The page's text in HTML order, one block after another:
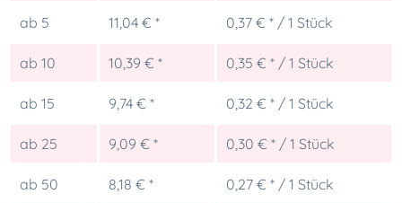
ab 5 11,04 € * 0,37 € * / 1 Stück
ab 10 10,39 € * 0,35 € * / 1 Stück
ab 15 9,74 € * 0,32 € * / 1 Stück
ab 25 9,09 € * 0,30 € * / 1 Stück
ab 50 8,18 € * 0,27 € * / 1 Stück